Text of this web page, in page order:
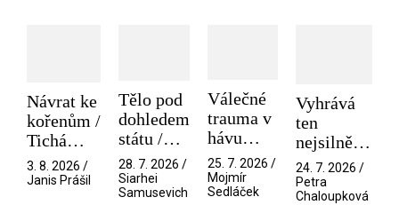
Návrat ke
kořenům /
Tichá
přítelkyně
3. 8. 2026 /
Janis Prášil
Tělo pod
dohledem
státu /
Pramen
28. 7. 2026 /
Siarhei
Samusevich
Válečné
trauma v
hávu
spektáklu
/ Odyssea
25. 7. 2026 /
Mojmír
Sedláček
Vyhrává
ten
nejsilnější
/ V nitru
manosféry
24. 7. 2026 /
Petra
Chaloupková